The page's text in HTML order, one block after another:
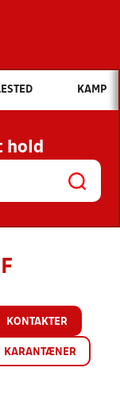
vil du søge efter?
NYHEDER
OG
KAMP
hold
KONTAKTER
KARANTÆNER